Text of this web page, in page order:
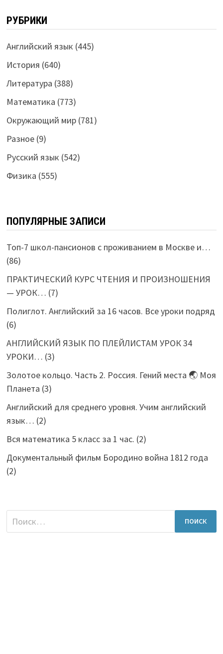
РУБРИКИ
Английский язык (445)
История (640)
Литература (388)
Математика (773)
Окружающий мир(781)
Разное(9)
Русский язык (542)
Физика (555)
ПОПУЛЯРНЫЕ ЗАПИСИ
Топ-7 школ-пансионов с проживанием в Москве и…
(86)
ПРАКТИЧЕСКИЙ КУРС ЧТЕНИЯ И ПРОИЗНОШЕНИЯ
— УРОК… (7)
Полиглот. Английский за 16 часов. Все уроки подряд
(6)
АНГЛИЙСКИЙ ЯЗЫК ПО ПЛЕЙЛИСТАМ УРОК 34
УРОКИ… (3)
Золотое кольцо. Часть 2. Россия. Гений места 🌏 Моя
Планета (3)
Английский для среднего уровня. Учим английский
язык… (2)
Вся математика 5 класс за 1 час. (2)
Документальный фильм Бородино война 1812 года
(2)
Найти: